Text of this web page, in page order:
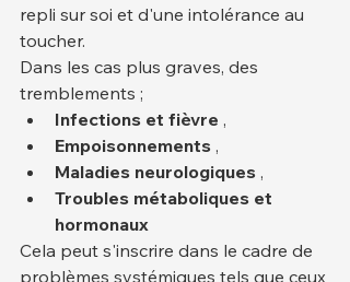
repli sur soi et d'une intolérance au
toucher.
Dans les cas plus graves, des
tremblements ;
Infections et fièvre ,
Empoisonnements ,
Maladies neurologiques ,
Troubles métaboliques et
hormonaux
Cela peut s'inscrire dans le cadre de
problèmes systémiques tels que ceux